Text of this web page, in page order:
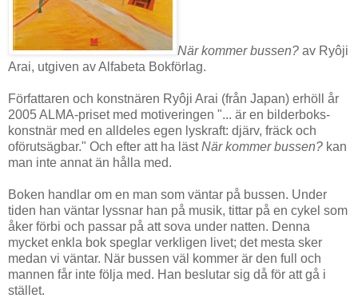
När kommer bussen? av Ryôji
Arai, utgiven av Alfabeta Bokförlag.
Författaren och konstnären Ryôji Arai (från Japan) erhöll år
2005 ALMA-priset med motiveringen "... är en bilderboks-
konstnär med en alldeles egen lyskraft: djärv, fräck och
oförutsägbar." Och efter att ha lästNär kommer bussen? kan
man inte annat än hålla med.
Boken handlar om en man som väntar på bussen. Under
tiden han väntar lyssnar han på musik, tittar på en cykel som
åker förbi och passar på att sova under natten. Denna
mycket enkla bok speglar verkligen livet; det mesta sker
medan vi väntar. När bussen väl kommer är den full och
mannen får inte följa med. Han beslutar sig då för att gå i
stället.